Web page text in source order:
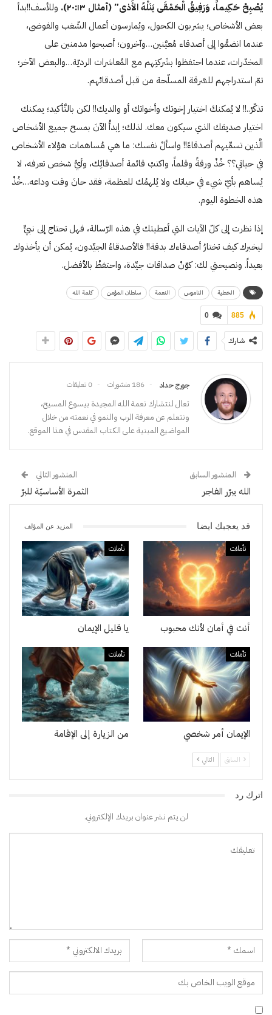
يُصْبِحْ حَكِيماً، وَرَفِيقُ الْحَمْقَى يَنَلْهُ الأَذى” (أمثال
٢٠:۱٣).
وللأسف!!بدأ
بعض الأشخاص؛ يشربون الكحول، ويُمارسون أعمال الشّغب والفوضى،
عندما انضمُّوا إلى أصدقاء مُعيَّنين…وآخرون؛ أصبحوا مدمنين على
المخدّرات، عندما احتفظوا بشَركتِهم مع المُعاشرات الرديّة…والبعض الآخر؛
تمّ استدراجهم للسَّرقة المسلّحة من قبل أصدقائهم.
تذكّرْ..!! لا يُمكنكَ اختيار إخوتك وأخواتك أو والديك!! لكن بالتَّأكيد؛ يمكنك
اختيار صديقك الذي سيكون معك. لذلك؛ اِبدأْ الآنَ بمسح جميع الأشخاص
الَّذين تسمِّيهم أصدقاءً!! واسألْ نفسك: ما هي مُساهمات هؤلاء الأشخاص
في حياتي؟؟ خُذْ ورقةً وقلماً، واكتبْ قائمة أصدقائِك، وأيُّ شخص تعرفه، لا
يُساهم بأيّ شيء في حياتك ولا يُلهمُك للعظمة، فقد حانَ وقت وداعه…خُذْ
هذه الخطوة اليوم.
إذا نظرت إلى كلّ الآيات التي أعطيتك في هذه الرّسالة، فهل تحتاج إلى نبيٍّ
ليخبرك كيف تختارُ أصدقاءك بدقة!! فالأصدقاءُ الجيِّدون، يُمكن أن يأخذوك
بعيداً. ونصيحتي لك: كوّنْ صداقات جيِّدة، واحتفظْ بالأفضل.
الخطية الناموس النعمة سلطان المؤمن كلمة الله
0 885
شارك
جورج حداد 186 منشورات 0 تعليقات
تعال لنتشارك نعمة الله المجيدة بيسوع المسيح،
ونتعلم عن معرفة الرب والنمو في نعمته من خلال
المواضيع المبنية على الكتاب المقدس في هذا الموقع.
المنشور السابق
الله يبرّر الفاجر
المنشور التالي
الثمرة الأساسيّة للبرّ
قد يعجبك ايضا المزيد عن المؤلف
تأملات
أنت في أمان لأنك محبوب
تأملات
يا قليل الإيمان
تأملات
الإيمان أمر شخصي
تأملات
من الزيارة إلى الإقامة
السابق التالي
اترك رد
لن يتم نشر عنوان بريدك الإلكتروني.